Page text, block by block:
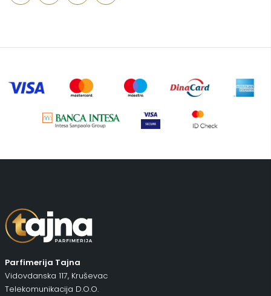
Neseseri (16)
Ogledalo (6)
Pepe Jeans Ranac
Putni program (50)
Šminka (187)
Parfimerija Tajna
Vidovdanska 117, Kruševac
Telekomunikacija D.O.O.